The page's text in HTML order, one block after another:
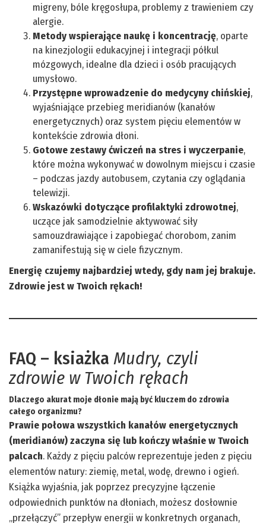
migreny, bóle kręgosłupa, problemy z trawieniem czy
alergie.
Metody wspierające naukę i koncentrację, oparte
na kinezjologii edukacyjnej i integracji półkul
mózgowych, idealne dla dzieci i osób pracujących
umysłowo.
Przystępne wprowadzenie do medycyny chińskiej,
wyjaśniające przebieg meridianów (kanałów
energetycznych) oraz system pięciu elementów w
kontekście zdrowia dłoni.
Gotowe zestawy ćwiczeń na stres i wyczerpanie,
które można wykonywać w dowolnym miejscu i czasie
– podczas jazdy autobusem, czytania czy oglądania
telewizji.
Wskazówki dotyczące profilaktyki zdrowotnej,
uczące jak samodzielnie aktywować siły
samouzdrawiające i zapobiegać chorobom, zanim
zamanifestują się w ciele fizycznym.
Energię czujemy najbardziej wtedy, gdy nam jej brakuje.
Zdrowie jest w Twoich rękach!
FAQ – ksiażka Mudry, czyli
zdrowie w Twoich rękach
Dlaczego akurat moje dłonie mają być kluczem do zdrowia
całego organizmu?
Prawie połowa wszystkich kanałów energetycznych
(meridianów) zaczyna się lub kończy właśnie w Twoich
palcach. Każdy z pięciu palców reprezentuje jeden z pięciu
elementów natury: ziemię, metal, wodę, drewno i ogień.
Książka wyjaśnia, jak poprzez precyzyjne łączenie
odpowiednich punktów na dłoniach, możesz dosłownie
„przełączyć” przepływ energii w konkretnych organach,